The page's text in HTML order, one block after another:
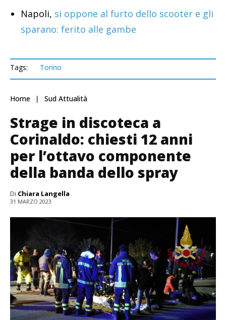
Napoli, si oppone al furto dello scooter e gli
sparano: ferito alle gambe
Tags: Torino
Home Sud Attualità
Strage in discoteca a
Corinaldo: chiesti 12 anni
per l’ottavo componente
della banda dello spray
Di Chiara Langella
31 MARZO 2023